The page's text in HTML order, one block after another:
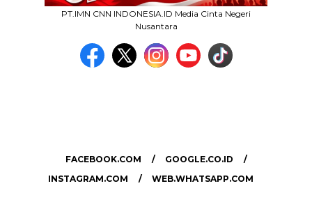
PT.IMN CNN INDONESIA.ID Media Cinta Negeri
Nusantara
FACEBOOK.COM
GOOGLE.CO.ID
INSTAGRAM.COM
WEB.WHATSAPP.COM